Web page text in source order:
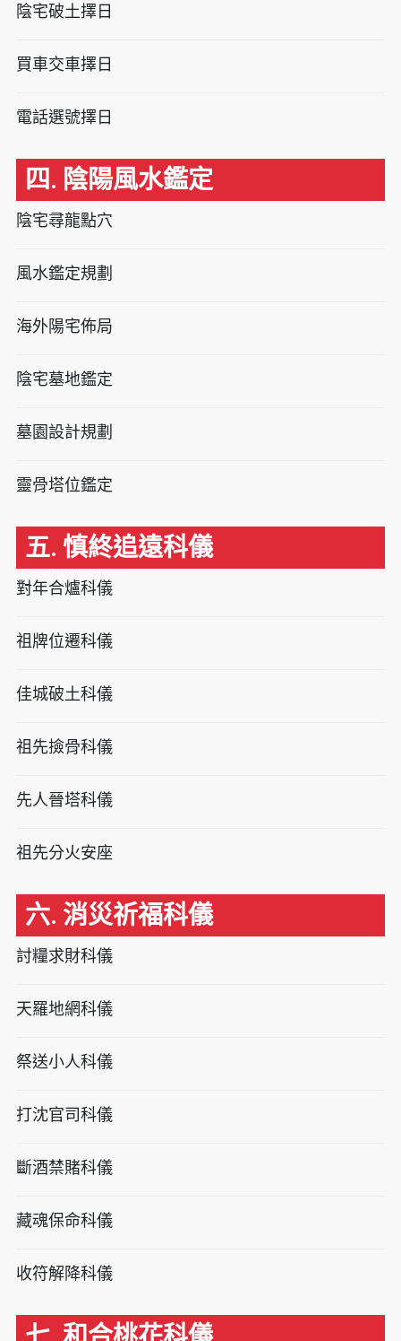
陰宅破土擇日
買車交車擇日
電話選號擇日
四. 陰陽風水鑑定
陰宅尋龍點穴
風水鑑定規劃
海外陽宅佈局
陰宅墓地鑑定
墓園設計規劃
靈骨塔位鑑定
五. 慎終追遠科儀
對年合爐科儀
祖牌位遷科儀
佳城破土科儀
祖先撿骨科儀
先人晉塔科儀
祖先分火安座
六. 消災祈福科儀
討糧求財科儀
天羅地網科儀
祭送小人科儀
打沈官司科儀
斷酒禁賭科儀
藏魂保命科儀
收符解降科儀